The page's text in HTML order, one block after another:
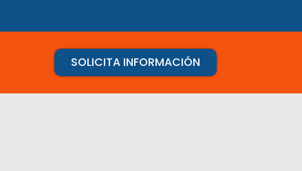
SOLICITA INFORMACIÓN